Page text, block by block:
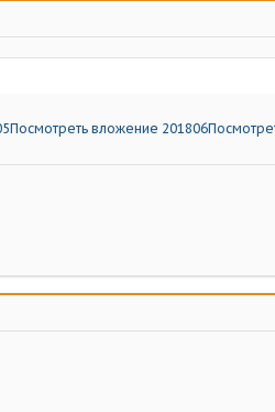
Посмотреть вложение 201806